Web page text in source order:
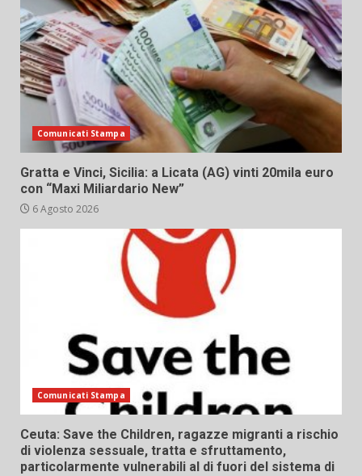
Comunicati Stampa
Gratta e Vinci, Sicilia: a Licata (AG) vinti 20mila euro
con “Maxi Miliardario New”
6 Agosto 2026
Comunicati Stampa
Ceuta: Save the Children, ragazze migranti a rischio
di violenza sessuale, tratta e sfruttamento,
particolarmente vulnerabili al di fuori del sistema di